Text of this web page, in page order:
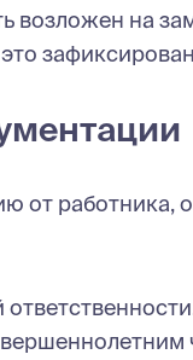
возложен на
от работника,